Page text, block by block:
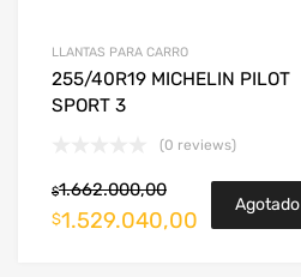
LLANTAS PARA CARRO
255/40R19 MICHELIN PILOT
SPORT 3
(0 reviews)
$1.662.000,00
$1.529.040,00
Agotado